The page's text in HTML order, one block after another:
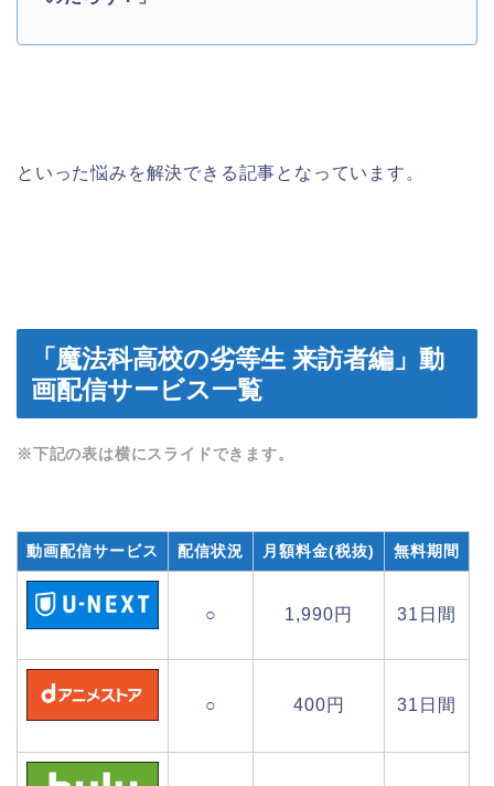
といった悩みを解決できる記事となっています。
「魔法科高校の劣等生 来訪者編」動
画配信サービス一覧
※下記の表は横にスライドできます。
動画配信サービス 配信状況 月額料金(税抜) 無料期間
○ 1,990円 31日間
○ 400円 31日間